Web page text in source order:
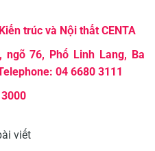
trúc và Nội thất CENTA
ngõ 76, Phố Linh Lang, Ba
04 6680 3111
viết